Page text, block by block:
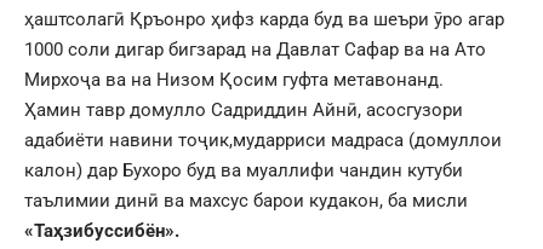
ҳаштсолагӣ Қръонро ҳифз карда буд ва шеъри ӯро агар
1000 соли дигар бигзарад на Давлат Сафар ва на Ато
Мирхоҷа ва на Низом Қосим гуфта метавонанд.
Ҳамин тавр домулло Садриддин Айнӣ, асосгузори
адабиёти навини тоҷик,мударриси мадраса (домуллои
калон) дар Бухоро буд ва муаллифи чандин кутуби
таълимии динӣ ва махсус барои кудакон, ба мисли
«Таҳзибуссибён».